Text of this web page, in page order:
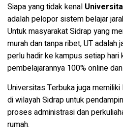
Siapa yang tidak kenal
adalah pelopor sistem belajar
Untuk masyarakat Sidrap yang
murah dan tanpa ribet, UT adalah
perlu hadir ke kampus setiap hari
pembelajarannya 100% online
Universitas Terbuka juga
di wilayah Sidrap untuk
proses administrasi dan
rumah.